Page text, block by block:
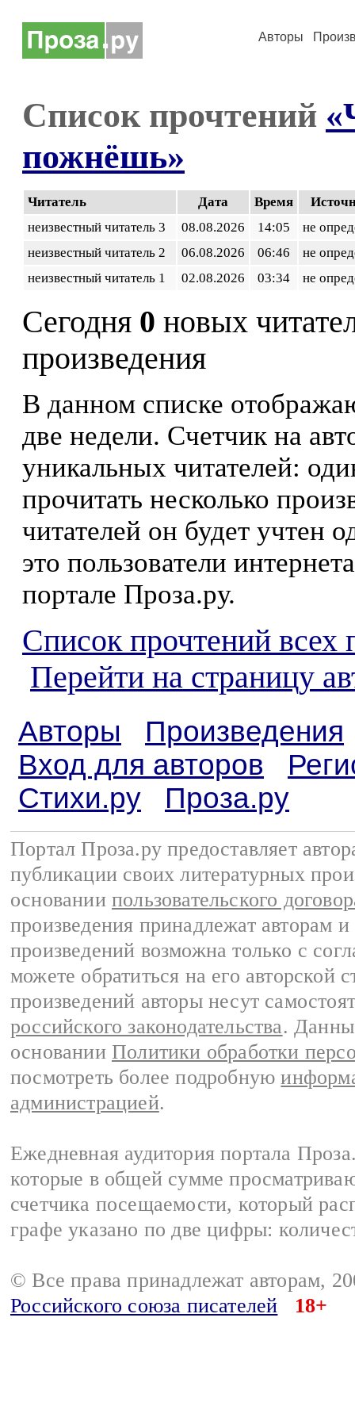
Авторы
Список прочтений
пожнёшь»
Читатель Дата Время
неизвестный читатель 3
08.08.2026 14:05
не
неизвестный читатель 2
06.08.2026 06:46
не
неизвестный читатель 1
02.08.2026 03:34 не
Сегодня 0 новых
произведения
В данном списке
две недели. Счетчик на
уникальных читателей:
прочитать несколько
читателей он будет учтен
это пользователи
портале Проза.ру.
Список прочтений всех
Перейти на страницу
Авторы
Произведения
Вход для авторов
Стихи.ру
Проза.ру
Портал Проза.ру предоставляет
публикации своих литературных
основании пользовательского
произведения принадлежат авторам
произведений возможна только с
можете обратиться на его авторской
произведений авторы несут
российского законодательства.
основании Политики обработки
посмотреть более подробную
администрацией.
Ежедневная аудитория портала
которые в общей сумме
счетчика посещаемости, который
графе указано по две цифры:
© Все права принадлежат авторам,
Российского союза писателей
18+